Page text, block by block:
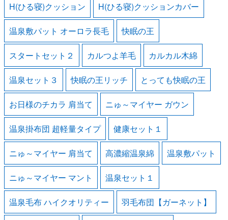
H(ひる寝)クッション H(ひる寝)クッションカバー
温泉敷パット オーロラ長毛 快眠の王
スタートセット２ カルつよ羊毛 カルカル木綿
温泉セット３ 快眠の王リッチ とっても快眠の王
お日様のチカラ 肩当て ニゅ～マイヤー ガウン
温泉掛布団 超軽量タイプ 健康セット１
ニゅ～マイヤー 肩当て 高濃縮温泉綿 温泉敷パット
ニゅ～マイヤー マント 温泉セット１
温泉毛布 ハイクオリティー 羽毛布団【ガーネット】